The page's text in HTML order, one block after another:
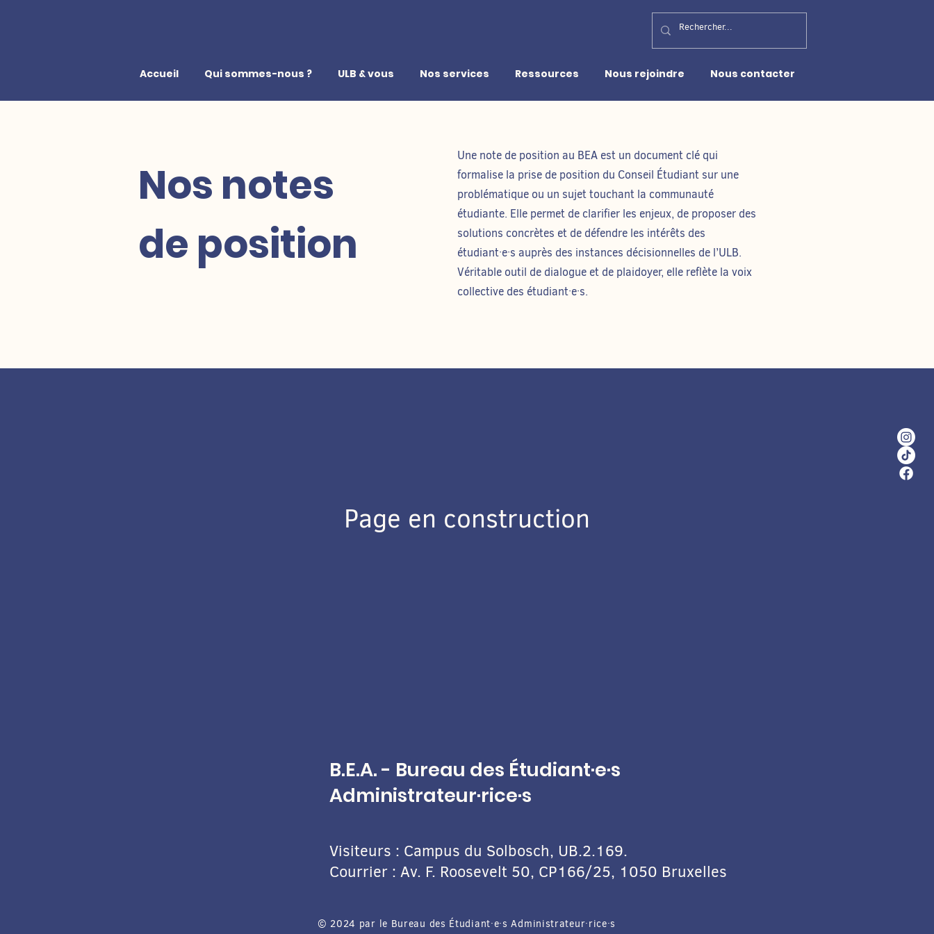
Accueil Qui sommes-nous ? ULB & vous Nos services Ressources Nous rejoindre Nous contacter
Nos notes
de position
Une note de position au BEA est un document clé qui
formalise la prise de position du Conseil Étudiant sur une
problématique ou un sujet touchant la communauté
étudiante. Elle permet de clarifier les enjeux, de proposer des
solutions concrètes et de défendre les intérêts des
étudiant·e·s auprès des instances décisionnelles de l’ULB.
Véritable outil de dialogue et de plaidoyer, elle reflète la voix
collective des étudiant·e·s.
Page en construction
B.E.A. - Bureau des Étudiant·e·s
Administrateur·rice·s
Visiteurs : Campus du Solbosch, UB.2.169.
Courrier : Av. F. Roosevelt 50, CP166/25, 1050 Bruxelles
© 2024 par le Bureau des Étudiant·e·s Administrateur·rice·s